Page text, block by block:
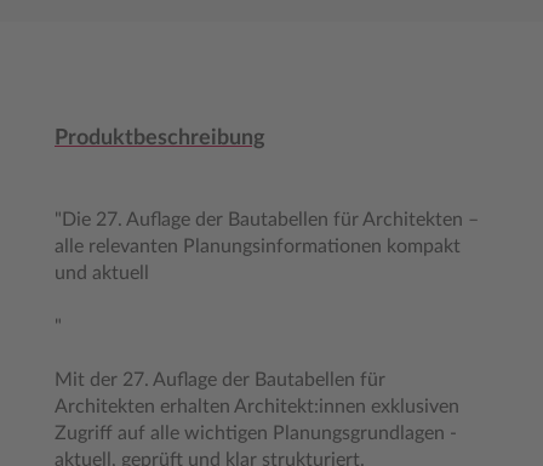
Produktbeschreibung
"Die 27. Auflage der Bautabellen für Architekten –
alle relevanten Planungsinformationen kompakt
und aktuell
"
Mit der 27. Auflage der Bautabellen für
Architekten erhalten Architekt:innen exklusiven
Zugriff auf alle wichtigen Planungsgrundlagen -
aktuell, geprüft und klar strukturiert.